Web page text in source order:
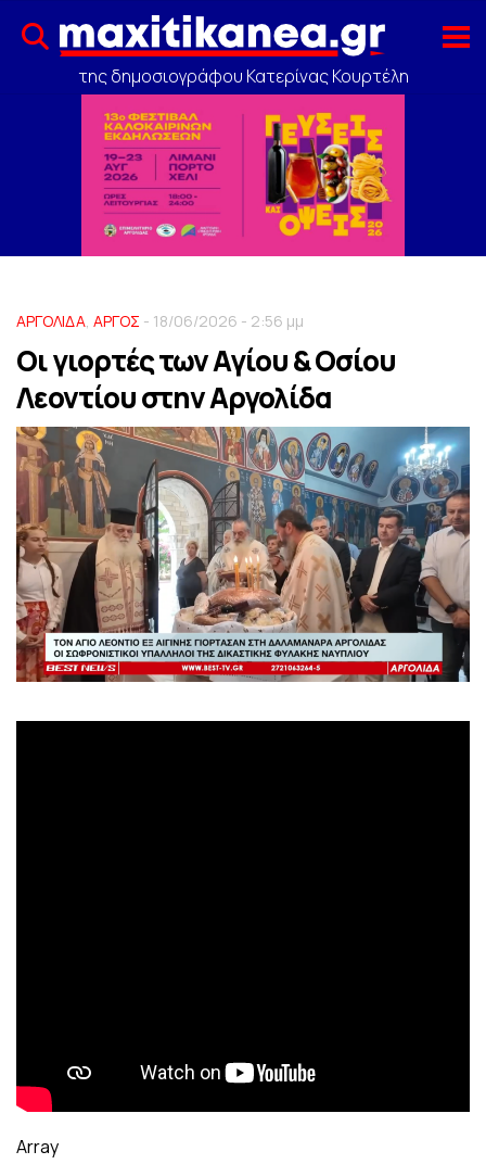
της δημοσιογράφου Κατερίνας Κουρτέλη
ΑΡΓΟΛΙΔΑ, ΑΡΓΟΣ - 18/06/2026 - 2:56 μμ
Οι γιορτές των Αγίου & Οσίου
Λεοντίου στην Αργολίδα
Array